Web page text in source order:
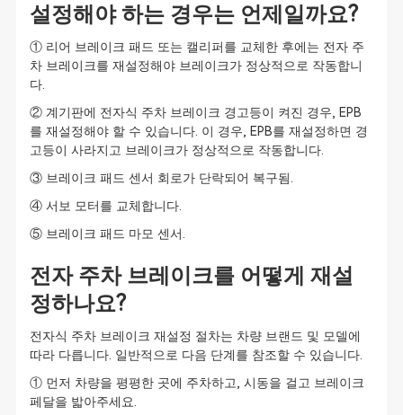
설정해야 하는 경우는 언제일까요?
① 리어 브레이크 패드 또는 캘리퍼를 교체한 후에는 전자 주
차 브레이크를 재설정해야 브레이크가 정상적으로 작동합니
다.
② 계기판에 전자식 주차 브레이크 경고등이 켜진 경우, EPB
를 재설정해야 할 수 있습니다. 이 경우, EPB를 재설정하면 경
고등이 사라지고 브레이크가 정상적으로 작동합니다.
③ 브레이크 패드 센서 회로가 단락되어 복구됨.
④ 서보 모터를 교체합니다.
⑤ 브레이크 패드 마모 센서.
전자 주차 브레이크를 어떻게 재설
정하나요?
전자식 주차 브레이크 재설정 절차는 차량 브랜드 및 모델에
따라 다릅니다. 일반적으로 다음 단계를 참조할 수 있습니다.
① 먼저 차량을 평평한 곳에 주차하고, 시동을 걸고 브레이크
페달을 밟아주세요.